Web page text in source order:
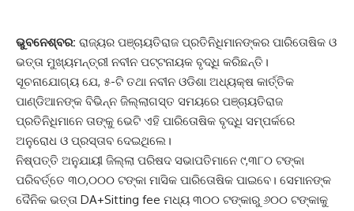
ଭୁବନେଶ୍ବର: ରାଜ୍ୟର ପଞ୍ଚାୟତିରାଜ ପ୍ରତିନିଧିମାନଙ୍କର ପାରିତୋଷିକ ଓ
ଭତ୍ତା ମୁଖ୍ୟମନ୍ତ୍ରୀ ନବୀନ ପଟ୍ଟନାୟକ ବୃଦ୍ଧି କରିଛନ୍ତି।
ସୂଚନାଯୋଗ୍ୟ ଯେ, ୫-ଟି ତଥା ନବୀନ ଓଡିଶା ଅଧ୍ୟକ୍ଷ କାର୍ତ୍ତିକ
ପାଣ୍ଡିଆନଙ୍କ ବିଭିନ୍ନ ଜିଲ୍ଲାଗସ୍ତ ସମୟରେ ପଞ୍ଚାୟତିରାଜ
ପ୍ରତିନିଧିମାନେ ତାଙ୍କୁ ଭେଟି ଏହି ପାରିତୋଷିକ ବୃଦ୍ଧି ସମ୍ପର୍କରେ
ଅନୁରୋଧ ଓ ପ୍ରସ୍ତାବ ଦେଇଥିଲେ।
ନିଷ୍ପତ୍ତି ଅନୁଯାୟୀ ଜିଲ୍ଲା ପରିଷଦ ସଭାପତିମାନେ ୯,୩୮୦ ଟଙ୍କା
ପରିବର୍ତ୍ତେ ୩୦,୦୦୦ ଟଙ୍କା ମାସିକ ପାରିତୋଷିକ ପାଇବେ। ସେମାନଙ୍କ
ଦୈନିକ ଭତ୍ତା DA+Sitting fee ମଧ୍ୟ ୩୦୦ ଟଙ୍କାରୁ ୬୦୦ ଟଙ୍କାକୁ